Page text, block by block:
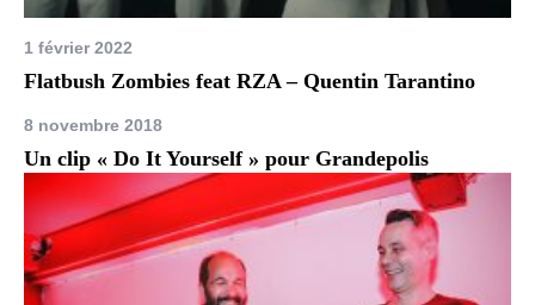
1 février 2022
Flatbush Zombies feat RZA – Quentin Tarantino
8 novembre 2018
Un clip « Do It Yourself » pour Grandepolis